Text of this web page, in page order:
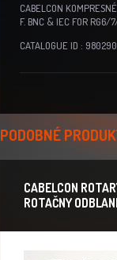
CABELCON
F. BNC & IEC FOR RG6/
CATALOGUE ID :
PODOBNÉ
CABELCON
ROTAČNY